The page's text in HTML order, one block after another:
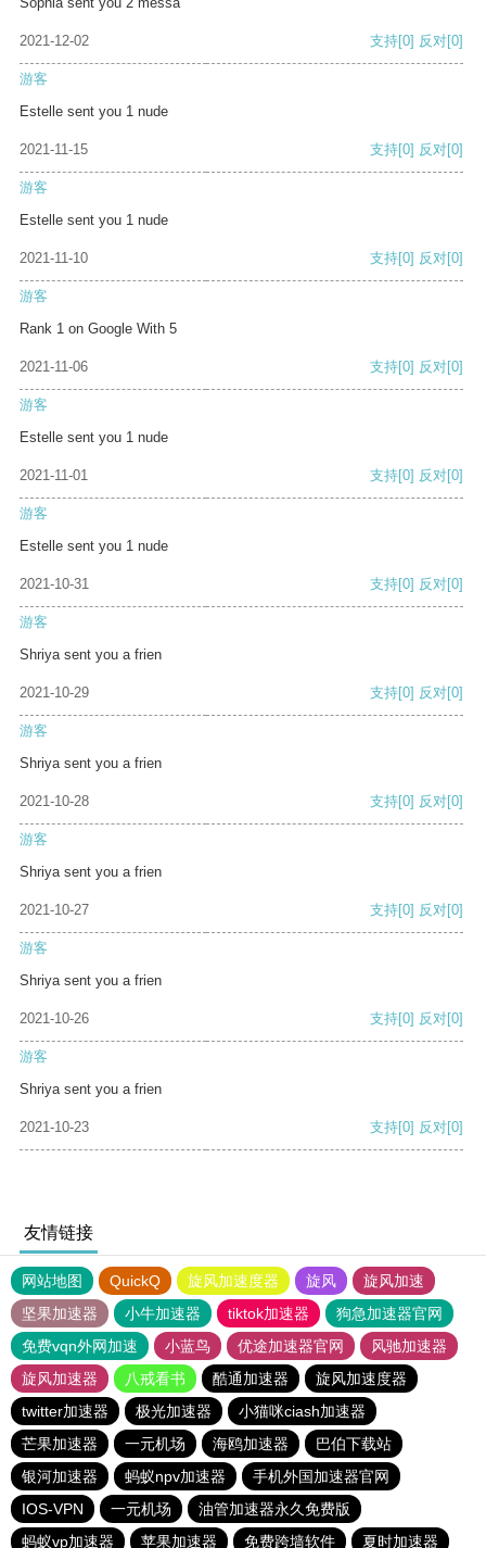
2021-12-02 支持[0] 反对[0]
游客
Estelle sent you 1 nude
2021-11-15 支持[0] 反对[0]
游客
Estelle sent you 1 nude
2021-11-10 支持[0] 反对[0]
游客
Rank 1 on Google With 5
2021-11-06 支持[0] 反对[0]
游客
Estelle sent you 1 nude
2021-11-01 支持[0] 反对[0]
游客
Estelle sent you 1 nude
2021-10-31 支持[0] 反对[0]
游客
Shriya sent you a frien
2021-10-29 支持[0] 反对[0]
游客
Shriya sent you a frien
2021-10-28 支持[0] 反对[0]
游客
Shriya sent you a frien
2021-10-27 支持[0] 反对[0]
游客
Shriya sent you a frien
2021-10-26 支持[0] 反对[0]
游客
Shriya sent you a frien
2021-10-23 支持[0] 反对[0]
友情链接
网站地图 QuickQ 旋风加速度器 旋风
旋风加速
坚果加速器
小牛加速器 tiktok加速器
狗急加速器官网
免费vqn外网加速
小蓝鸟 优途加速器官网
风驰加速器
旋风加速器
八戒看书 酷通加速器
旋风加速度器
twitter加速器
极光加速器
小猫咪ciash加速器
芒果加速器
一元机场 海鸥加速器
巴伯下载站
银河加速器
蚂蚁npv加速器
手机外国加速器官网
IOS-VPN
一元机场
油管加速器永久免费版
蚂蚁vp加速器
苹果加速器 免费跨墙软件 夏时加速器